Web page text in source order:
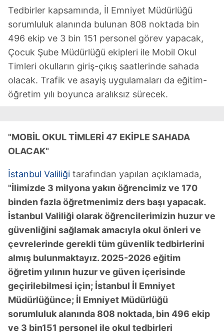
Tedbirler kapsamında, İl Emniyet Müdürlüğü
sorumluluk alanında bulunan 808 noktada bin
496 ekip ve 3 bin 151 personel görev yapacak,
Çocuk Şube Müdürlüğü ekipleri ile Mobil Okul
Timleri okulların giriş-çıkış saatlerinde sahada
olacak. Trafik ve asayiş uygulamaları da eğitim-
öğretim yılı boyunca aralıksız sürecek.
"MOBİL OKUL TİMLERİ 47 EKİPLE SAHADA
OLACAK"
İstanbul Valiliği tarafından yapılan açıklamada,
"İlimizde 3 milyona yakın öğrencimiz ve 170
binden fazla öğretmenimiz ders başı yapacak.
İstanbul Valiliği olarak öğrencilerimizin huzur ve
güvenliğini sağlamak amacıyla okul önleri ve
çevrelerinde gerekli tüm güvenlik tedbirlerini
almış bulunmaktayız. 2025-2026 eğitim
öğretim yılının huzur ve güven içerisinde
geçirilebilmesi için; İstanbul İl Emniyet
Müdürlüğünce; İl Emniyet Müdürlüğü
sorumluluk alanında 808 noktada, bin 496 ekip
ve 3 bin151 personel ile okul tedbirleri